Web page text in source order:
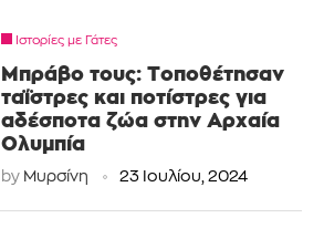
Ιστορίες με Γάτες
Μπράβο τους: Τοποθέτησαν
ταΐστρες και ποτίστρες για
αδέσποτα ζώα στην Αρχαία
Ολυμπία
by Μυρσίνη 23 Ιουλίου, 2024